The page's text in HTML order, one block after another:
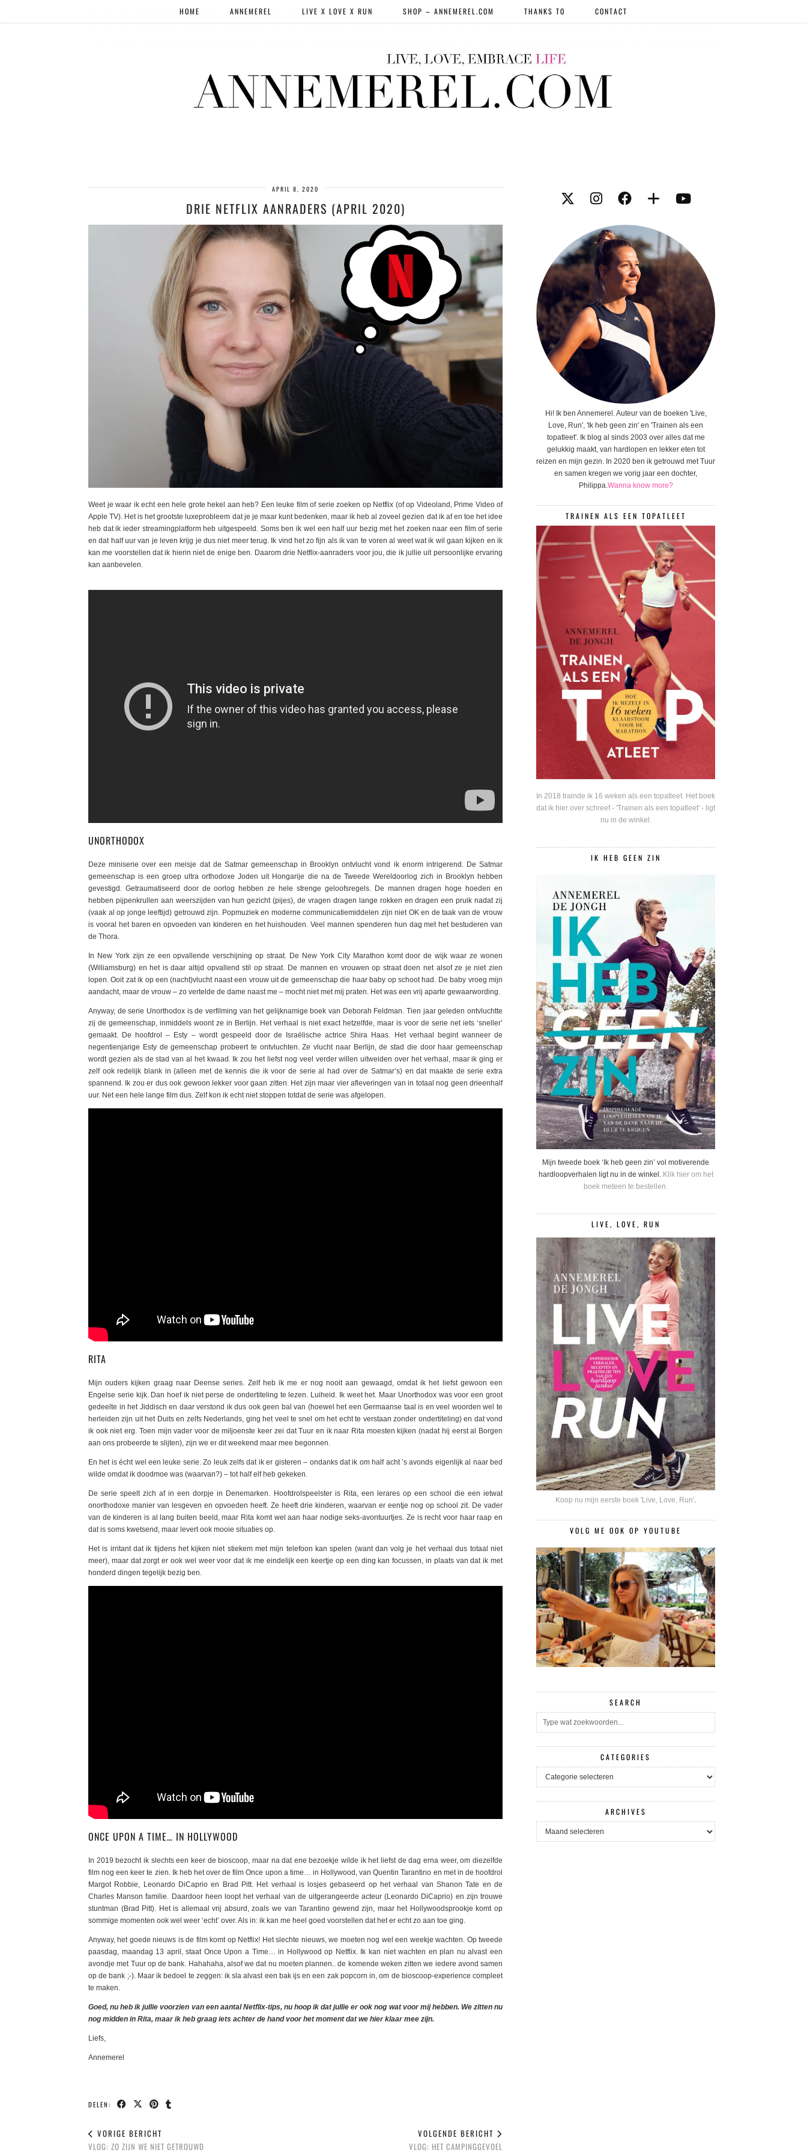
HOME ANNEMEREL LIVE X LOVE X RUN SHOP – ANNEMEREL.COM THANKS TO CONTACT
APRIL 8, 2020
DRIE NETFLIX AANRADERS (APRIL 2020)
Weet je waar ik echt een hele grote hekel aan heb? Een leuke film of serie zoeken op Netflix (of op Videoland, Prime Video of
Apple TV). Het is het grootste luxeprobleem dat je je maar kunt bedenken, maar ik heb al zoveel gezien dat ik af en toe het idee
heb dat ik ieder streamingplatform heb uitgespeeld. Soms ben ik wel een half uur bezig met het zoeken naar een film of serie
en dat half uur van je leven krijg je dus niet meer terug. Ik vind het zo fijn als ik van te voren al weet wat ik wil gaan kijken en ik
kan me voorstellen dat ik hierin niet de enige ben. Daarom drie Netflix-aanraders voor jou, die ik jullie uit persoonlijke ervaring
kan aanbevelen.
UNORTHODOX
Deze miniserie over een meisje dat de Satmar gemeenschap in Brooklyn ontvlucht vond ik enorm intrigerend. De Satmar
gemeenschap is een groep ultra orthodoxe Joden uit Hongarije die na de Tweede Wereldoorlog zich in Brooklyn hebben
gevestigd. Getraumatiseerd door de oorlog hebben ze hele strenge geloofsregels. De mannen dragen hoge hoeden en
hebben pijpenkrullen aan weerszijden van hun gezicht (pijes), de vragen dragen lange rokken en dragen een pruik nadat zij
(vaak al op jonge leeftijd) getrouwd zijn. Popmuziek en moderne communicatiemiddelen zijn niet OK en de taak van de vrouw
is vooral het baren en opvoeden van kinderen en het huishouden. Veel mannen spenderen hun dag met het bestuderen van
de Thora.
In New York zijn ze een opvallende verschijning op straat. De New York City Marathon komt door de wijk waar ze wonen
(Williamsburg) en het is daar altijd opvallend stil op straat. De mannen en vrouwen op straat doen net alsof ze je niet zien
lopen. Ooit zat ik op een (nacht)vlucht naast een vrouw uit de gemeenschap die haar baby op schoot had. De baby vroeg mijn
aandacht, maar de vrouw – zo vertelde de dame naast me – mocht niet met mij praten. Het was een vrij aparte gewaarwording.
Anyway, de serie Unorthodox is de verfilming van het gelijknamige boek van Deborah Feldman. Tien jaar geleden ontvluchtte
zij de gemeenschap, inmiddels woont ze in Berlijn. Het verhaal is niet exact hetzelfde, maar is voor de serie net iets ‘sneller’
gemaakt. De hoofdrol – Esty – wordt gespeeld door de Israëlische actrice Shira Haas. Het verhaal begint wanneer de
negentienjarige Esty de gemeenschap probeert te ontvluchten. Ze vlucht naar Berlijn, de stad die door haar gemeenschap
wordt gezien als de stad van al het kwaad. Ik zou het liefst nog veel verder willen uitweiden over het verhaal, maar ik ging er
zelf ook redelijk blank in (alleen met de kennis die ik voor de serie al had over de Satmar’s) en dat maakte de serie extra
spannend. Ik zou er dus ook gewoon lekker voor gaan zitten. Het zijn maar vier afleveringen van in totaal nog geen drieenhalf
uur. Net een hele lange film dus. Zelf kon ik echt niet stoppen totdat de serie was afgelopen.
RITA
Mijn ouders kijken graag naar Deense series. Zelf heb ik me er nog nooit aan gewaagd, omdat ik het liefst gewoon een
Engelse serie kijk. Dan hoef ik niet perse de ondertiteling te lezen. Luiheid. Ik weet het. Maar Unorthodox was voor een groot
gedeelte in het Jiddisch en daar verstond ik dus ook geen bal van (hoewel het een Germaanse taal is en veel woorden wel te
herleiden zijn uit het Duits en zelfs Nederlands, ging het veel te snel om het echt te verstaan zonder ondertiteling) en dat vond
ik ook niet erg. Toen mijn vader voor de miljoenste keer zei dat Tuur en ik naar Rita moesten kijken (nadat hij eerst al Borgen
aan ons probeerde te slijten), zijn we er dit weekend maar mee begonnen.
En het is écht wel een leuke serie. Zo leuk zelfs dat ik er gisteren – ondanks dat ik om half acht ’s avonds eigenlijk al naar bed
wilde omdat ik doodmoe was (waarvan?) – tot half elf heb gekeken.
De serie speelt zich af in een dorpje in Denemarken. Hoofdrolspeelster is Rita, een lerares op een school die een ietwat
onorthodoxe manier van lesgeven en opvoeden heeft. Ze heeft drie kinderen, waarvan er eentje nog op school zit. De vader
van de kinderen is al lang buiten beeld, maar Rita komt wel aan haar nodige seks-avontuurtjes. Ze is recht voor haar raap en
dat is soms kwetsend, maar levert ook mooie situaties op.
Het is irritant dat ik tijdens het kijken niet stiekem met mijn telefoon kan spelen (want dan volg je het verhaal dus totaal niet
meer), maar dat zorgt er ook wel weer voor dat ik me eindelijk een keertje op een ding kan focussen, in plaats van dat ik met
honderd dingen tegelijk bezig ben.
ONCE UPON A TIME… IN HOLLYWOOD
In 2019 bezocht ik slechts een keer de bioscoop, maar na dat ene bezoekje wilde ik het liefst de dag erna weer, om diezelfde
film nog een keer te zien. Ik heb het over de film Once upon a time… in Hollywood, van Quentin Tarantino en met in de hoofdrol
Margot Robbie, Leonardo DiCaprio en Brad Pitt. Het verhaal is losjes gebaseerd op het verhaal van Shanon Tate en de
Charles Manson familie. Daardoor heen loopt het verhaal van de uitgerangeerde acteur (Leonardo DiCaprio) en zijn trouwe
stuntman (Brad Pitt). Het is allemaal vrij absurd, zoals we van Tarantino gewend zijn, maar het Hollywoodsprookje komt op
sommige momenten ook wel weer ‘echt’ over. Als in: ik kan me heel goed voorstellen dat het er echt zo aan toe ging.
Anyway, het goede nieuws is de film komt op Netflix! Het slechte nieuws, we moeten nog wel een weekje wachten. Op tweede
paasdag, maandag 13 april, staat Once Upon a Time… in Hollywood op Netflix. Ik kan niet wachten en plan nu alvast een
avondje met Tuur op de bank. Hahahaha, alsof we dat nu moeten plannen.. de komende weken zitten we iedere avond samen
op de bank ;-). Maar ik bedoel te zeggen: ik sla alvast een bak ijs en een zak popcorn in, om de bioscoop-experience compleet
te maken.
Goed, nu heb ik jullie voorzien van een aantal Netflix-tips, nu hoop ik dat jullie er ook nog wat voor mij hebben. We zitten nu
nog midden in Rita, maar ik heb graag iets achter de hand voor het moment dat we hier klaar mee zijn.
Liefs,
Annemerel
DELEN:
VORIGE BERICHT
VLOG: ZO ZIJN WE NIET GETROUWD
VOLGENDE BERICHT
VLOG: HET CAMPINGGEVOEL
Hi! Ik ben Annemerel. Auteur van de boeken 'Live,
Love, Run', 'Ik heb geen zin' en 'Trainen als een
topatleet'. Ik blog al sinds 2003 over alles dat me
gelukkig maakt, van hardlopen en lekker eten tot
reizen en mijn gezin. In 2020 ben ik getrouwd met Tuur
en samen kregen we vorig jaar een dochter,
Philippa.Wanna know more?
TRAINEN ALS EEN TOPATLEET
In 2018 trainde ik 16 weken als een topatleet. Het boek
dat ik hier over schreef - 'Trainen als een topatleet' - ligt
nu in de winkel.
IK HEB GEEN ZIN
Mijn tweede boek ‘Ik heb geen zin’ vol motiverende
hardloopverhalen ligt nu in de winkel. Klik hier om het
boek meteen te bestellen.
LIVE, LOVE, RUN
Koop nu mijn eerste boek 'Live, Love, Run'.
VOLG ME OOK OP YOUTUBE
SEARCH
CATEGORIES
CATEGORIES
ARCHIVES
ARCHIVES